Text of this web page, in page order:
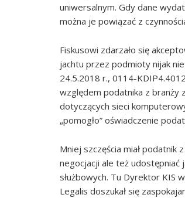
uniwersalnym. Gdy dane
można je powiązać z
Fiskusowi zdarzało się
jachtu przez podmioty nijak
24.5.2018 r., 0114-
względem podatnika z branży
dotyczących sieci
„pomogło” oświadczenie
Mniej szczęścia miał podatnik
negocjacji ale też
służbowych. Tu Dyrektor KIS
Legalis doszukał się